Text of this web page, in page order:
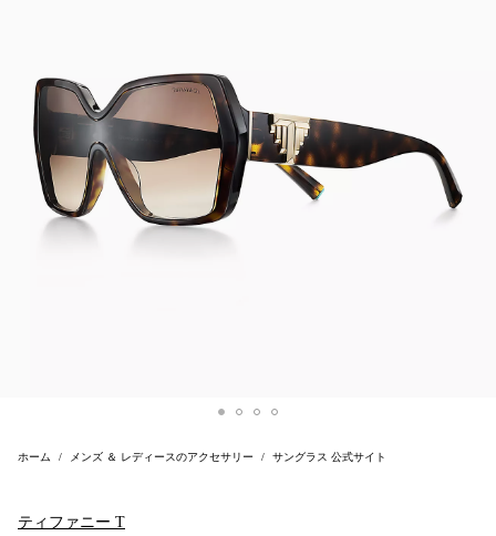
ホーム メンズ ＆ レディースのアクセサリー サングラス 公式サイト
ティファニー T